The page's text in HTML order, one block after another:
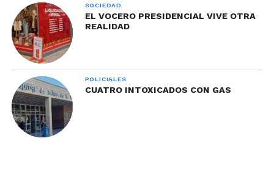
SOCIEDAD
EL VOCERO PRESIDENCIAL VIVE OTRA
REALIDAD
POLICIALES
CUATRO INTOXICADOS CON GAS